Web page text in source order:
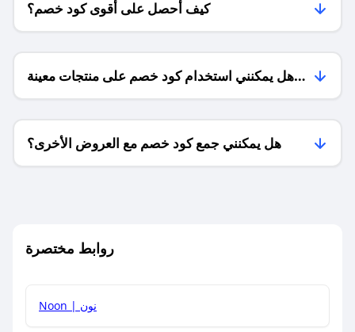
كيف أحصل على أقوى كود خصم؟
هل يمكنني استخدام كود خصم على منتجات معينة
فقط؟
هل يمكنني جمع كود خصم مع العروض الأخرى؟
روابط مختصرة
Noon | نون